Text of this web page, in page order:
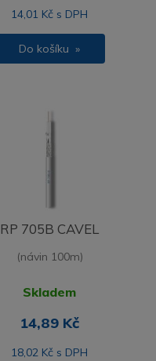
14,01 Kč s DPH
Do košíku »
RP 705B CAVEL
(návin 100m)
Skladem
14,89 Kč
18,02 Kč s DPH